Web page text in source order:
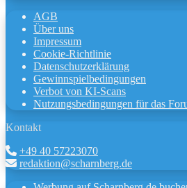
AGB
Über uns
Impressum
Cookie-Richtlinie
Datenschutzerklärung
Gewinnspielbedingungen
Verbot von KI-Scans
Nutzungsbedingungen für das
Kontakt
+49 40 57223070
redaktion@scharnberg.de